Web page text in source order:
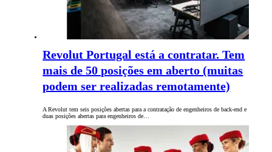
Revolut Portugal está a contratar. Tem
mais de 50 posições em aberto (muitas
podem ser realizadas remotamente)
A Revolut tem seis posições abertas para a contratação de engenheiros de back-end e
duas posições abertas para engenheiros de…